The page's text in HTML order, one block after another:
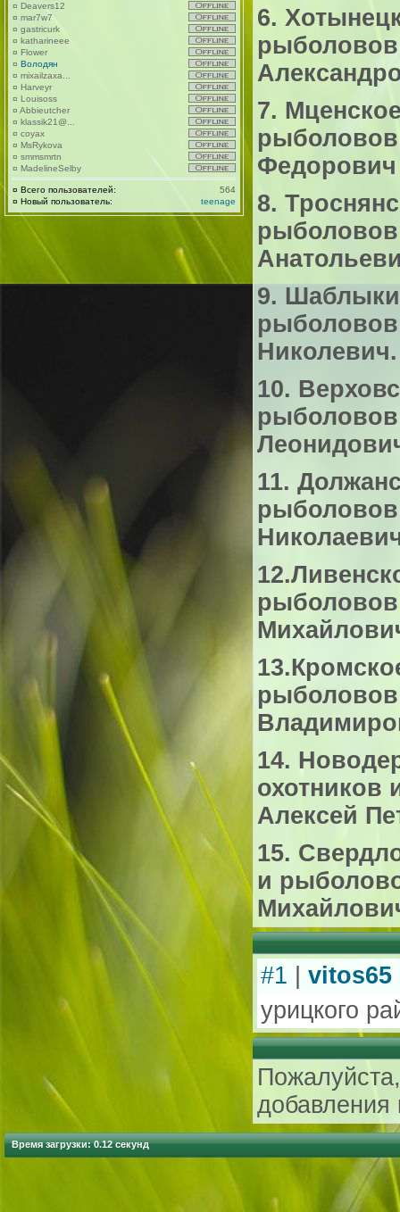
¤ Deavers12
¤ mar7w7
¤ gastricurk
¤ katharineee
¤ Flower
¤ Володян
¤ mixailzaxa...
¤ Harveyr
¤ Louisoss
¤ Abbieutcher
¤ klassik21@...
¤ coyax
¤ MsRykova
¤ smmsmrtn
¤ MadelineSelby
¤ Всего пользователей:
564
¤ Новый пользователь: teenage
6.
7.
Федорович
8.
9.
рыболовов
Николевич.
10.
11.
рыболовов
рыболовов
рыболовов
14.
Алексей
15.
и
#1 vitos65
урицкого
добавления
Время загрузки: 0.12 секунд